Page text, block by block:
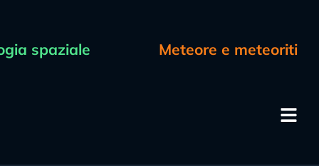
spaziale Meteore e meteoriti